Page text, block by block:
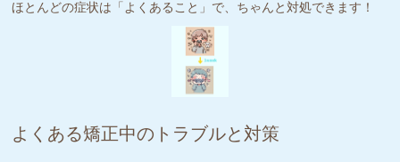
ほとんどの症状は「よくあること」で、ちゃんと対処できます！
よくある矯正中のトラブルと対策